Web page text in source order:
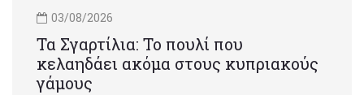
03/08/2026
Τα Σγαρτίλια: Το πουλί που
κελαηδάει ακόμα στους κυπριακούς
γάμους